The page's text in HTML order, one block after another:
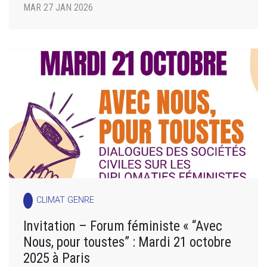
MAR 27 JAN 2026
CLIMAT GENRE
Invitation – Forum féministe « “Avec
Nous, pour toustes” : Mardi 21 octobre
2025 à Paris